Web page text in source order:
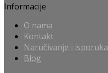
Informacije
O nama
Kontakt
Naručivanje i isporuka
Blog